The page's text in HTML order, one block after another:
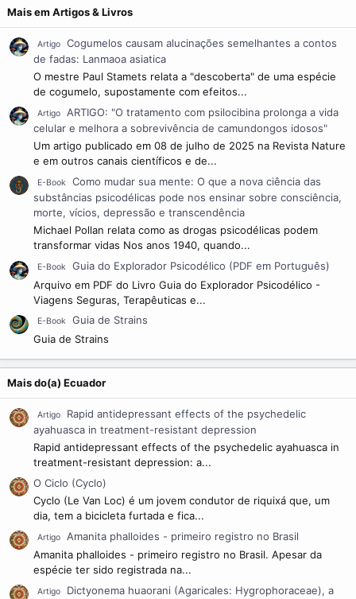
Mais em Artigos & Livros
Artigo
Cogumelos causam alucinações semelhantes a contos
de fadas: Lanmaoa asiatica
O mestre Paul Stamets relata a "descoberta" de uma espécie
de cogumelo, supostamente com efeitos...
Artigo
ARTIGO: "O tratamento com psilocibina prolonga a vida
celular e melhora a sobrevivência de camundongos idosos"
Um artigo publicado em 08 de julho de 2025 na Revista Nature
e em outros canais científicos e de...
E-Book
Como mudar sua mente: O que a nova ciência das
substâncias psicodélicas pode nos ensinar sobre consciência,
morte, vícios, depressão e transcendência
Michael Pollan relata como as drogas psicodélicas podem
transformar vidas Nos anos 1940, quando...
E-Book
Guia do Explorador Psicodélico (PDF em Português)
Arquivo em PDF do Livro Guia do Explorador Psicodélico -
Viagens Seguras, Terapêuticas e...
E-Book
Guia de Strains
Guia de Strains
Mais do(a) Ecuador
Artigo
Rapid antidepressant effects of the psychedelic
ayahuasca in treatment-resistant depression
Rapid antidepressant effects of the psychedelic ayahuasca in
treatment-resistant depression: a...
O Ciclo (Cyclo)
Cyclo (Le Van Loc) é um jovem condutor de riquixá que, um
dia, tem a bicicleta furtada e fica...
Artigo
Amanita phalloides - primeiro registro no Brasil
Amanita phalloides - primeiro registro no Brasil. Apesar da
espécie ter sido registrada na...
Artigo
Dictyonema huaorani (Agaricales: Hygrophoraceae), a